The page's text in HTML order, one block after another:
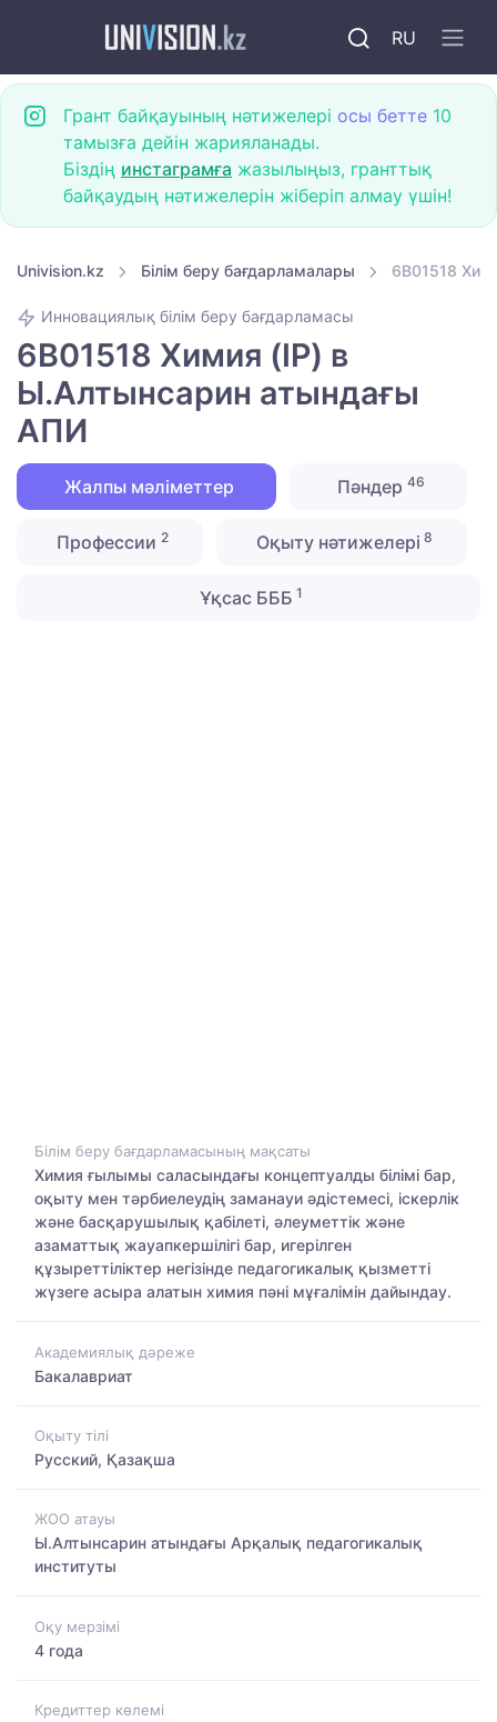
RU
Грант байқауының нәтижелері осы бетте 10
тамызға дейін жарияланады.
Біздің инстаграмға жазылыңыз, гранттық
байқаудың нәтижелерін жіберіп алмау үшін!
Univision.kz Білім беру бағдарламалары 6B01518
Инновациялық білім беру бағдарламасы
6B01518 Химия (IP) в
Ы.Алтынсарин атындағы
АПИ
Жалпы мәліметтер Пәндер 46
Профессии 2 Оқыту нәтижелері 8
Ұқсас БББ 1
Білім беру бағдарламасының мақсаты
Химия ғылымы саласындағы концептуалды білімі бар,
оқыту мен тәрбиелеудің заманауи әдістемесі, іскерлік
және басқарушылық қабілеті, әлеуметтік және
азаматтық жауапкершілігі бар, игерілген
құзыреттіліктер негізінде педагогикалық қызметті
жүзеге асыра алатын химия пәні мұғалімін дайындау.
Академиялық дәреже
Бакалавриат
Оқыту тілі
Русский, Қазақша
ЖОО атауы
Ы.Алтынсарин атындағы Арқалық педагогикалық
институты
Оқу мерзімі
4 года
Кредиттер көлемі